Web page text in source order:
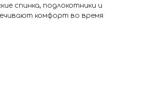
спинка, подлокотники и
комфорт во время